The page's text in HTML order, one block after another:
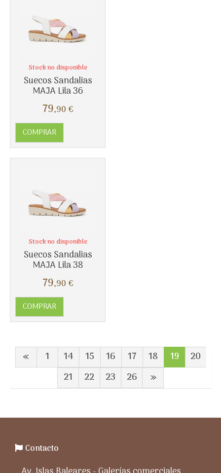
Suecos Sandalias
MAJA Lila 36
79,90 €
Stock no disponible
COMPRAR
Suecos Sandalias
MAJA Lila 38
79,90 €
Stock no disponible
COMPRAR
« 1 14 15 16 17 18 19
20
21
22 23 26 »
Contacto